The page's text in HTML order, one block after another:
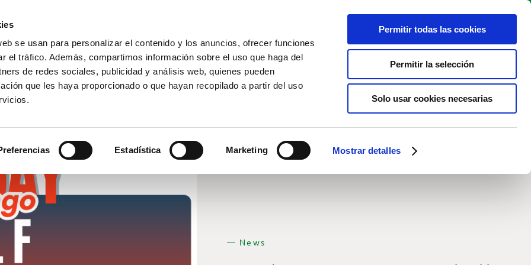
se usan para personalizar el contenido y los anuncios, ofrecer funciones
el tráfico. Además, compartimos información sobre el uso que haga del
de redes sociales, publicidad y análisis web, quienes pueden
que les haya proporcionado o que hayan recopilado a partir del uso
Estadística Marketing Mostrar detalles
Permitir todas las cookies
Permitir la selección
Solo usar cookies necesarias
BOOK TEE
EN
— News